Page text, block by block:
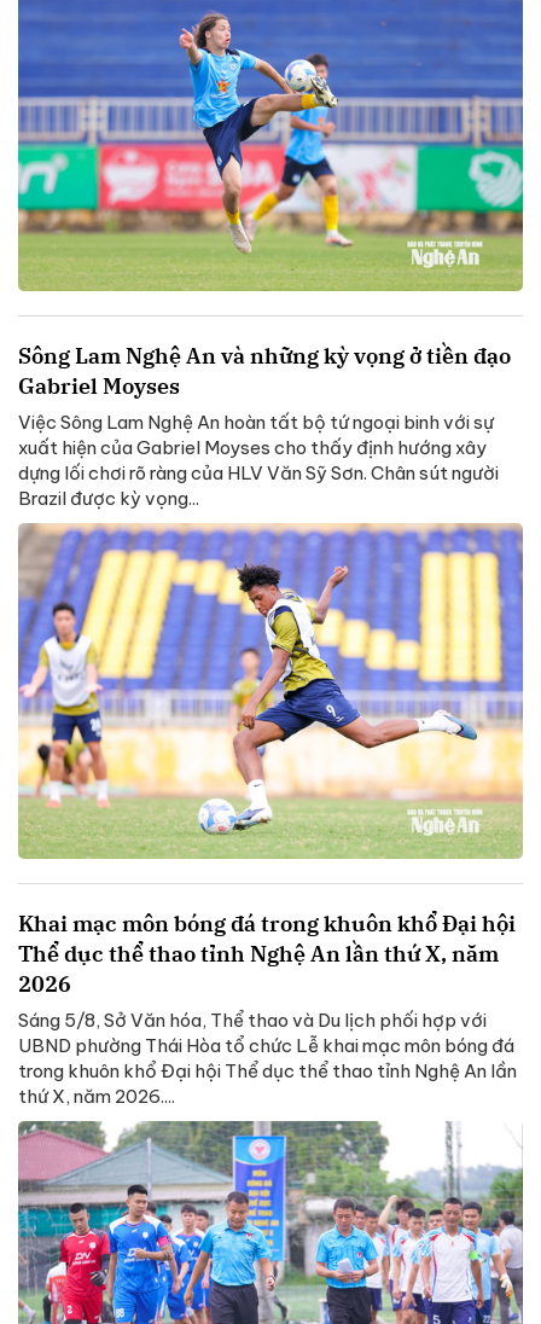
Sông Lam Nghệ An và những kỳ vọng ở tiền đạo
Gabriel Moyses
Việc Sông Lam Nghệ An hoàn tất bộ tứ ngoại binh với sự
xuất hiện của Gabriel Moyses cho thấy định hướng xây
dựng lối chơi rõ ràng của HLV Văn Sỹ Sơn. Chân sút người
Brazil được kỳ vọng...
Khai mạc môn bóng đá trong khuôn khổ Đại hội
Thể dục thể thao tỉnh Nghệ An lần thứ X, năm
2026
Sáng 5/8, Sở Văn hóa, Thể thao và Du lịch phối hợp với
UBND phường Thái Hòa tổ chức Lễ khai mạc môn bóng đá
trong khuôn khổ Đại hội Thể dục thể thao tỉnh Nghệ An lần
thứ X, năm 2026....